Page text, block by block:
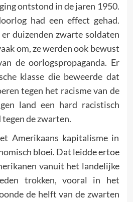
ontstond in de jaren 1950.
had een effect gehad.
duizenden zwarte soldaten
om, ze werden ook bewust
de oorlogspropaganda. Er
klasse die beweerde dat
tegen het racisme van de
land een hard racistisch
de zwarten.
Amerikaans kapitalisme in
bloei. Dat leidde ertoe
vanuit het landelijke
trokken, vooral in het
de helft van de zwarten